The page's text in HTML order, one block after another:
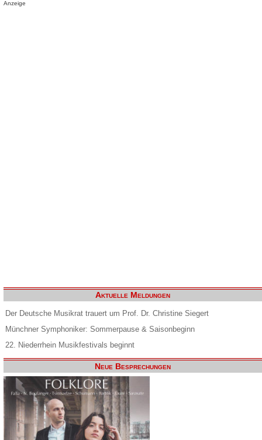
Anzeige
Aktuelle Meldungen
Der Deutsche Musikrat trauert um Prof. Dr. Christine Siegert
Münchner Symphoniker: Sommerpause & Saisonbeginn
22. Niederrhein Musikfestivals beginnt
Neue Besprechungen